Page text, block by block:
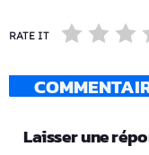
RATE IT
Laisser une